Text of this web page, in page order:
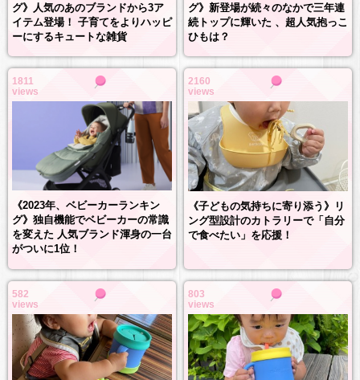
グ》人気のあのブランドから3ア
イテム登場！ 子育てをよりハッピ
ーにするキュートな雑貨
グ》新登場が続々のなかで三年連
続トップに輝いた 、超人気抱っこ
ひもは？
1811
views
《2023年、ベビーカーランキン
グ》独自機能でベビーカーの常識
を変えた 人気ブランド渾身の一台
がついに1位！
2160
views
《子どもの気持ちに寄り添う》リ
ング型設計のカトラリーで「自分
で食べたい」を応援！
582
views
803
views